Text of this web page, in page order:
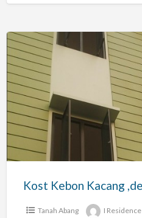
Kost
Kebon
Kacang
,dekat
Thamrin,
Sarinah,
Plaza
Tanah
Abang Tanah Abang I Residence